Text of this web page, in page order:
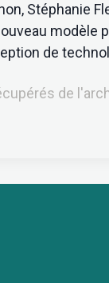
Stéphanie
modèle
de
⟨hal-de